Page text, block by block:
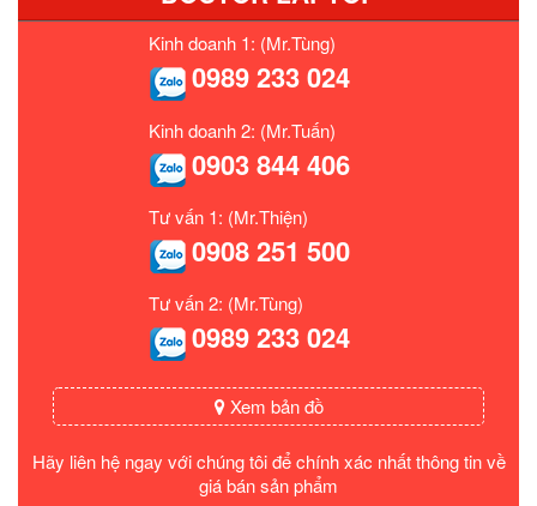
Kinh doanh 1: (Mr.Tùng)
0989 233 024
Kinh doanh 2: (Mr.Tuấn)
0903 844 406
Tư vấn 1: (Mr.Thiện)
0908 251 500
Tư vấn 2: (Mr.Tùng)
0989 233 024
Xem bản đồ
Hãy liên hệ ngay với chúng tôi để chính xác nhất thông tin về
giá bán sản phẩm